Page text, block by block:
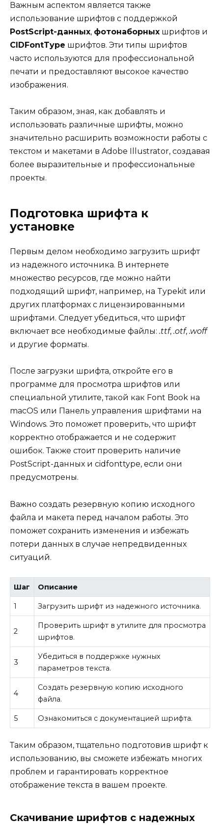
Важным аспектом является также
использование шрифтов с поддержкой
PostScript-данных, фотонаборных шрифтов и
CIDFontType шрифтов. Эти типы шрифтов
часто используются для профессиональной
печати и предоставляют высокое качество
изображения.
Таким образом, зная, как добавлять и
использовать различные шрифты, можно
значительно расширить возможности работы с
текстом и макетами в Adobe Illustrator, создавая
более выразительные и профессиональные
проекты.
Подготовка шрифта к
установке
Первым делом необходимо загрузить шрифт
из надежного источника. В интернете
множество ресурсов, где можно найти
подходящий шрифт, например, на Typekit или
других платформах с лицензированными
шрифтами. Следует убедиться, что шрифт
включает все необходимые файлы: .ttf, .otf, .woff
и другие форматы.
После загрузки шрифта, откройте его в
программе для просмотра шрифтов или
специальной утилите, такой как Font Book на
macOS или Панель управления шрифтами на
Windows. Это поможет проверить, что шрифт
корректно отображается и не содержит
ошибок. Также стоит проверить наличие
PostScript-данных и cidfonttype, если они
предусмотрены.
Важно создать резервную копию исходного
файла и макета перед началом работы. Это
поможет сохранить изменения и избежать
потери данных в случае непредвиденных
ситуаций.
Шаг Описание
1 Загрузить шрифт из надежного источника.
2
Проверить шрифт в утилите для просмотра
шрифтов.
3
Убедиться в поддержке нужных
параметров текста.
4
Создать резервную копию исходного
файла.
5 Ознакомиться с документацией шрифта.
Таким образом, тщательно подготовив шрифт к
использованию, вы сможете избежать многих
проблем и гарантировать корректное
отображение текста в вашем проекте.
Скачивание шрифтов с надежных